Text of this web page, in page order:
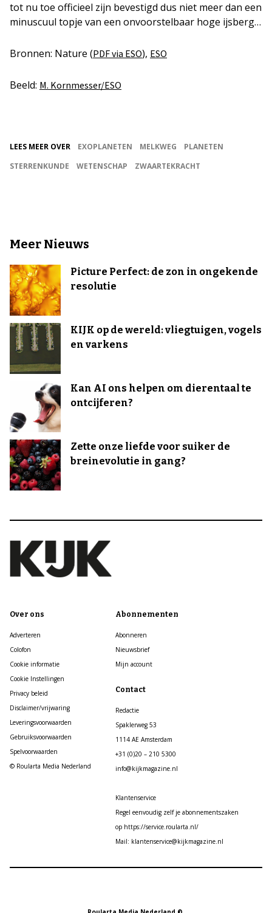
tot nu toe officieel zijn bevestigd dus niet meer dan een
minuscuul topje van een onvoorstelbaar hoge ijsberg…
Bronnen: Nature (PDF via ESO), ESO
Beeld: M. Kornmesser/ESO
LEES MEER OVER EXOPLANETEN MELKWEG
PLANETEN
STERRENKUNDE
WETENSCHAP ZWAARTEKRACHT
Meer Nieuws
Picture Perfect: de zon in ongekende
resolutie
KIJK op de wereld: vliegtuigen, vogels
en varkens
Kan AI ons helpen om dierentaal te
ontcijferen?
Zette onze liefde voor suiker de
breinevolutie in gang?
Over ons
Adverteren
Colofon
Cookie informatie
Cookie Instellingen
Privacy beleid
Disclaimer/vrijwaring
Leveringsvoorwaarden
Gebruiksvoorwaarden
Spelvoorwaarden
© Roularta Media Nederland
Abonnementen
Abonneren
Nieuwsbrief
Mijn account
Contact
Redactie
Spaklerweg 53
1114 AE Amsterdam
+31 (0)20 – 210 5300
info@kijkmagazine.nl
Klantenservice
Regel eenvoudig zelf je abonnementszaken
op https://service.roularta.nl/
Mail: klantenservice@kijkmagazine.nl